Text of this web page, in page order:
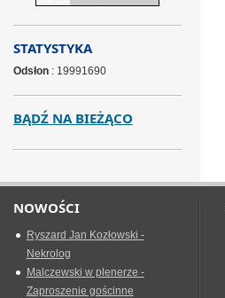
STATYSTYKA
Odsłon: 19991690
BĄDŹ NA BIEŻĄCO
NOWOŚCI
Ryszard Jan Kozłowski -
Nekrolog
Malczewski w plenerze -
Zaproszenie gościnne